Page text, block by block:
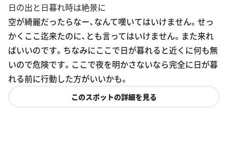
日の出と日暮れ時は絶景に
空が綺麗だったらなー、なんて嘆いてはいけません。せっ
かくここ迄来たのに、とも言ってはいけません。また来れ
ばいいのです。ちなみにここで日が暮れると近くに何も無
いので危険です。ここで夜を明かさないなら完全に日が暮
れる前に行動した方がいいかも。
このスポットの詳細を見る